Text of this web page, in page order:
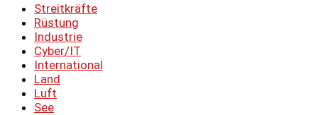
Streitkräfte
Rüstung
Industrie
Cyber/IT
International
Land
Luft
See